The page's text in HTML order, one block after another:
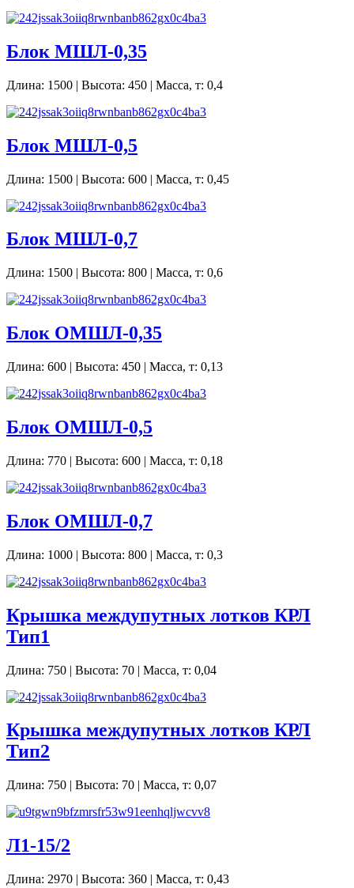
Блок МШЛ-0,35
Длина: 1500 | Высота: 450 | Масса, т: 0,4
Блок МШЛ-0,5
Длина: 1500 | Высота: 600 | Масса, т: 0,45
Блок МШЛ-0,7
Длина: 1500 | Высота: 800 | Масса, т: 0,6
Блок ОМШЛ-0,35
Длина: 600 | Высота: 450 | Масса, т: 0,13
Блок ОМШЛ-0,5
Длина: 770 | Высота: 600 | Масса, т: 0,18
Блок ОМШЛ-0,7
Длина: 1000 | Высота: 800 | Масса, т: 0,3
Крышка междупутных лотков КРЛ
Тип1
Длина: 750 | Высота: 70 | Масса, т: 0,04
Крышка междупутных лотков КРЛ
Тип2
Длина: 750 | Высота: 70 | Масса, т: 0,07
Л1-15/2
Длина: 2970 | Высота: 360 | Масса, т: 0,43